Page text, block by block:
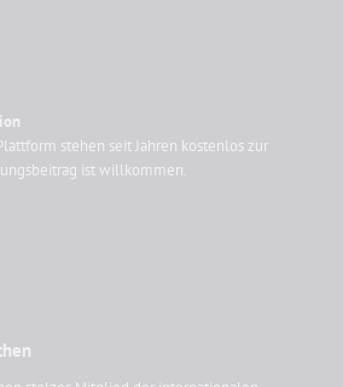
stehen seit Jahren kostenlos zur
ist willkommen.